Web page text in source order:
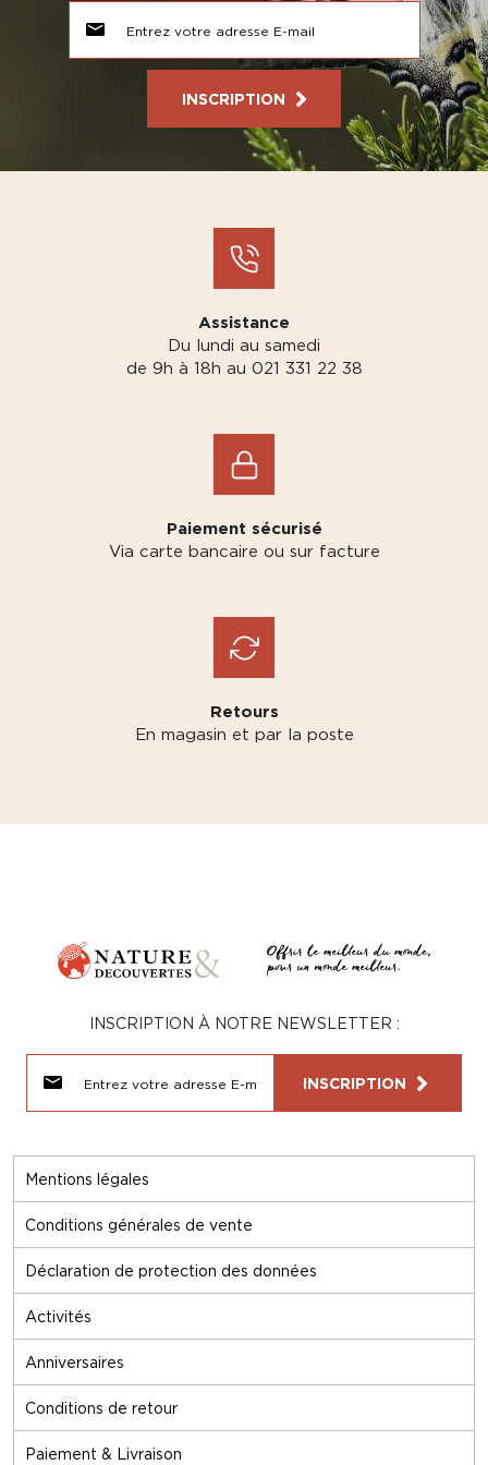
INSCRIPTION
Assistance
Du lundi au samedi
de 9h à 18h au 021 331 22 38
Paiement sécurisé
Via carte bancaire ou sur facture
Retours
En magasin et par la poste
Mentions légales
Conditions générales de vente
Déclaration de protection des données
Activités
Anniversaires
Conditions de retour
Paiement & Livraison
INSCRIPTION À NOTRE NEWSLETTER :
INSCRIPTION